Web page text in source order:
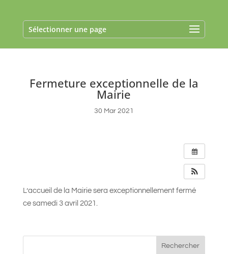
Sélectionner une page
Fermeture exceptionnelle de la
Mairie
30 Mar 2021
L’accueil de la Mairie sera exceptionnellement fermé
ce samedi 3 avril 2021.